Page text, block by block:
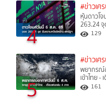
4
#ข่าวเศ
หุ้นดาวโ
263.24
129
5
#ข่าวเศ
พยากรณ์
เข้าไทย
161